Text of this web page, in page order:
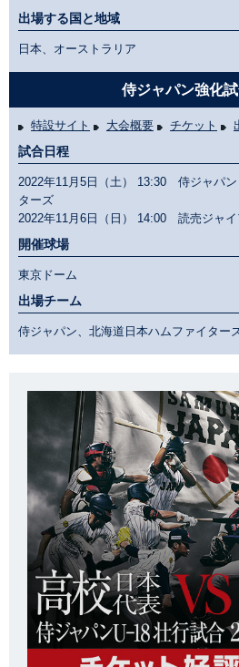
出場する国と地域
日本、オーストラリア
侍ジャパン強化
特設サイト 大会概要 チケット
試合日程
2022年11月5日（土） 13:30 侍ジャパン
ターズ
2022年11月6日（日） 14:00 読売ジャイ
開催球場
東京ドーム
出場チーム
侍ジャパン、北海道日本ハムファイター